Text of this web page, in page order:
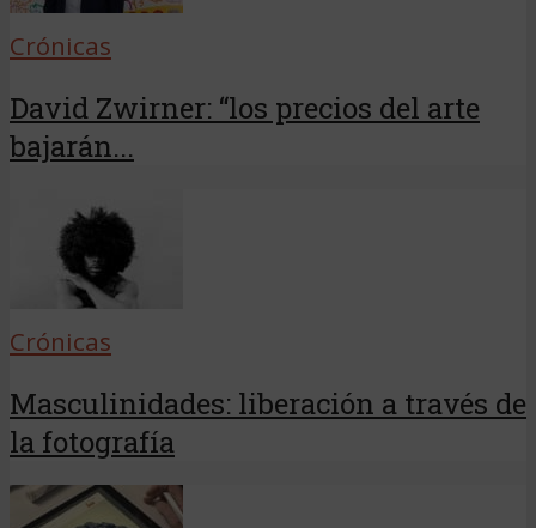
Crónicas
David Zwirner: “los precios del arte
bajarán...
Crónicas
Masculinidades: liberación a través de
la fotografía